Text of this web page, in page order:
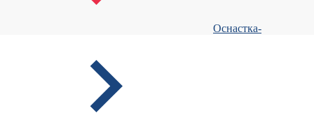
Оснастка-